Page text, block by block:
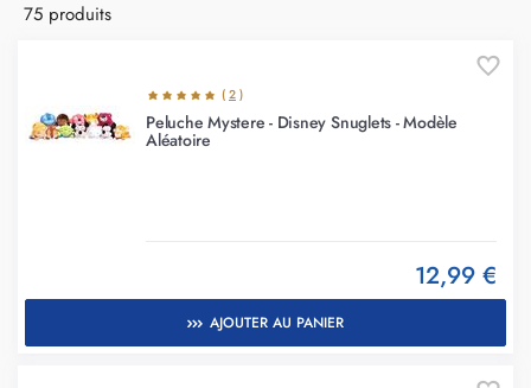
75 produits
( 2 )
Peluche Mystere - Disney Snuglets - Modèle
Aléatoire
12,99 €
AJOUTER AU PANIER